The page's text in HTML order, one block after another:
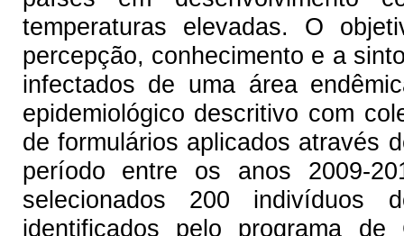
temperaturas elevadas. O
percepção, conhecimento e a
infectados de uma área
epidemiológico descritivo com
de formulários aplicados através
período entre os anos 2009-
selecionados 200
identificados pelo programa